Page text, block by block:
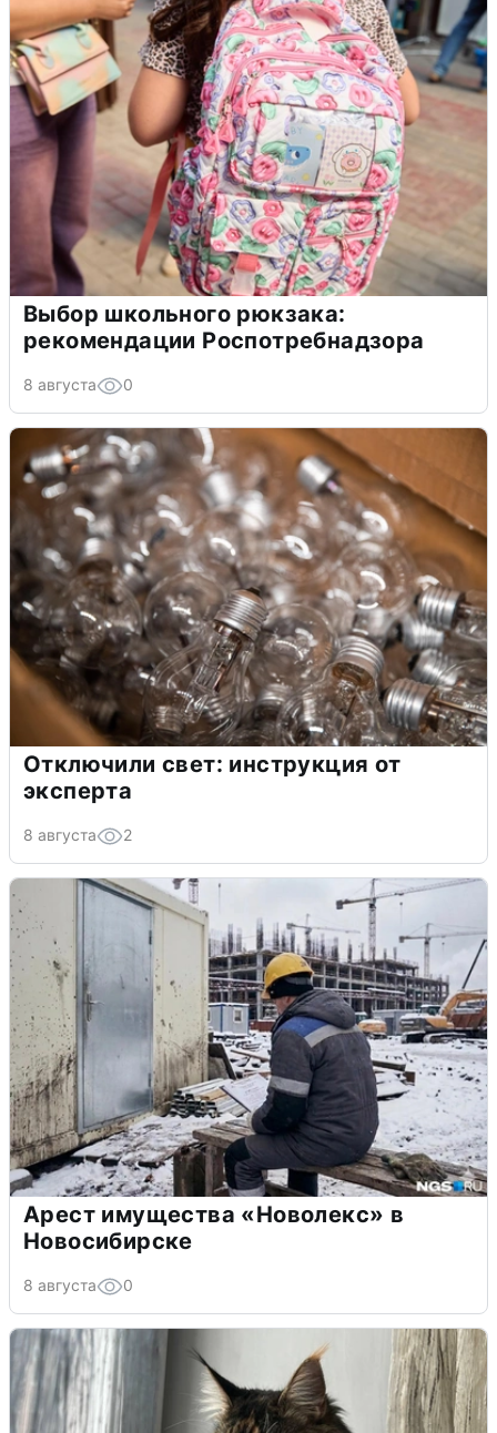
Выбор школьного рюкзака:
рекомендации Роспотребнадзора
8 августа 0
Отключили свет: инструкция от
эксперта
8 августа 2
Арест имущества «Новолекс» в
Новосибирске
8 августа 0